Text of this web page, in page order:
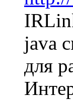
java
для